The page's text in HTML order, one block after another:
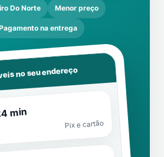
Do Norte Menor preço
na entrega
no seu endereço
min
Pix e cartão